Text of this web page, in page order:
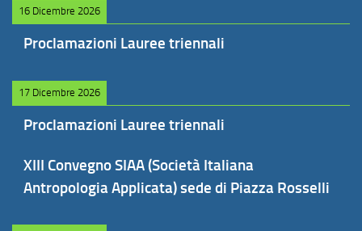
16 Dicembre 2026
Proclamazioni Lauree triennali
17 Dicembre 2026
Proclamazioni Lauree triennali
XIII Convegno SIAA (Società Italiana
Antropologia Applicata) sede di Piazza Rosselli